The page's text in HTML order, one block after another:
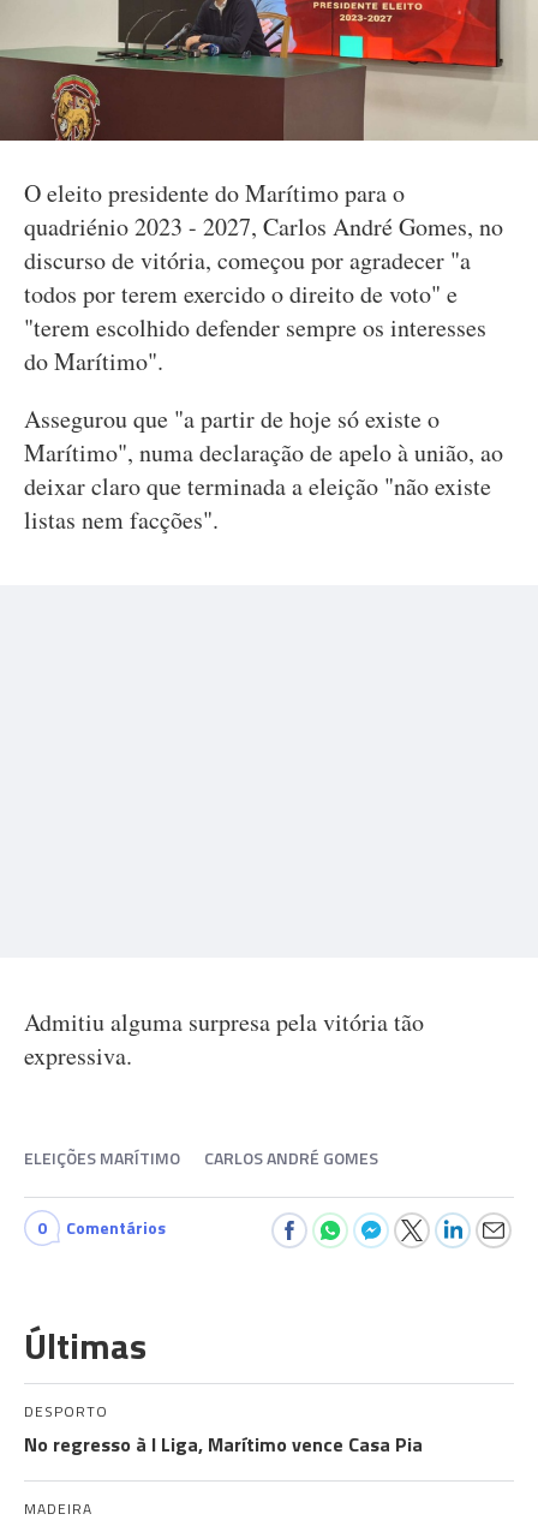
O eleito presidente do Marítimo para o
quadriénio 2023 - 2027, Carlos André Gomes, no
discurso de vitória, começou por agradecer "a
todos por terem exercido o direito de voto" e
"terem escolhido defender sempre os interesses
do Marítimo".
Assegurou que "a partir de hoje só existe o
Marítimo", numa declaração de apelo à união, ao
deixar claro que terminada a eleição "não existe
listas nem facções".
Admitiu alguma surpresa pela vitória tão
expressiva.
ELEIÇÕES MARÍTIMO CARLOS ANDRÉ GOMES
0 Comentários
Últimas
DESPORTO
No regresso à I Liga, Marítimo vence Casa Pia
MADEIRA